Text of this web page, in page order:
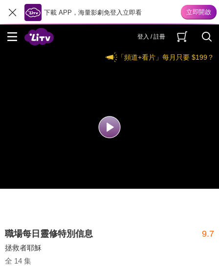
下載 APP，海量影劇免登入立即看
登入 / 註冊
「頻道+看片」每月只要 $199？
職場每日靈修特別信息 9.7
拯救者耶穌
全 14 集